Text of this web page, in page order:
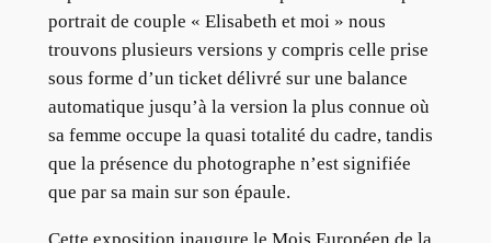
portrait de couple « Elisabeth et moi » nous
trouvons plusieurs versions y compris celle prise
sous forme d’un ticket délivré sur une balance
automatique jusqu’à la version la plus connue où
sa femme occupe la quasi totalité du cadre, tandis
que la présence du photographe n’est signifiée
que par sa main sur son épaule.